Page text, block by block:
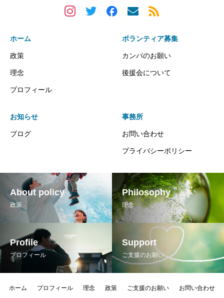
ホーム
政策
理念
プロフィール
ボランティア募集
カンパのお願い
後援会について
お知らせ
ブログ
事務所
お問い合わせ
プライバシーポリシー
About policy
政策
Philosophy
理念
Profile
プロフィール
Support
ご支援のお願い
ホーム プロフィール 理念 政策 ご支援のお願い お問い合わせ